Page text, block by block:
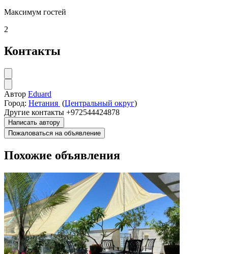
Максимум гостей
2
Контакты
Автор Eduard
Город: Нетания (Центральный округ)
Другие контакты +972544424878
Написать автору
Пожаловаться на объявление
Похожие объявления